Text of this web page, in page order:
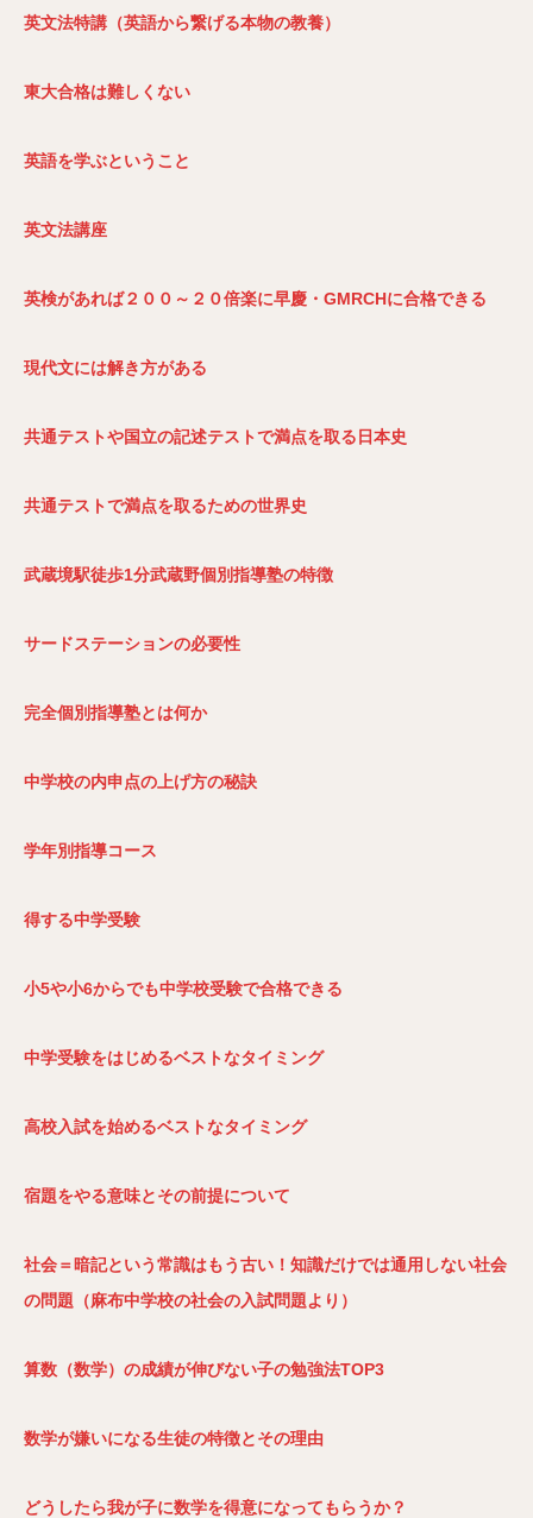
英文法特講（英語から繋げる本物の教養）
東大合格は難しくない
英語を学ぶということ
英文法講座
英検があれば２００～２０倍楽に早慶・GMRCHに合格できる
現代文には解き方がある
共通テストや国立の記述テストで満点を取る日本史
共通テストで満点を取るための世界史
武蔵境駅徒歩1分武蔵野個別指導塾の特徴
サードステーションの必要性
完全個別指導塾とは何か
中学校の内申点の上げ方の秘訣
学年別指導コース
得する中学受験
小5や小6からでも中学校受験で合格できる
中学受験をはじめるベストなタイミング
高校入試を始めるベストなタイミング
宿題をやる意味とその前提について
社会＝暗記という常識はもう古い！知識だけでは通用しない社会
の問題（麻布中学校の社会の入試問題より）
算数（数学）の成績が伸びない子の勉強法TOP3
数学が嫌いになる生徒の特徴とその理由
どうしたら我が子に数学を得意になってもらうか？